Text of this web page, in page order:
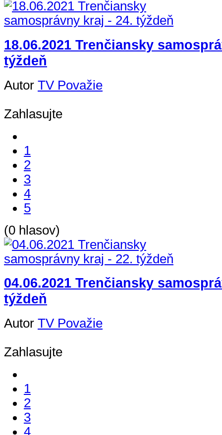
18.06.2021 Trenčiansky
týždeň
Autor TV Považie
Zahlasujte
1
2
3
4
5
(0 hlasov)
04.06.2021 Trenčiansky
týždeň
Autor TV Považie
Zahlasujte
1
2
3
4